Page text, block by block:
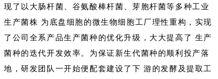
现了以大肠杆菌、谷氨酸棒杆菌、芽胞杆菌等多种工业
生产菌株 为底盘细胞的微生物细胞工厂理性重构，实现
了公司全系产品生产菌种的优化升级，大大提高了 生产
菌种的迭代开发效率。为保证新生代菌种的顺利投产落
地，研发团队一开始便配套建设了下 游的发酵及提取工